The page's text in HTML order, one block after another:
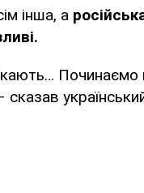
інша, а